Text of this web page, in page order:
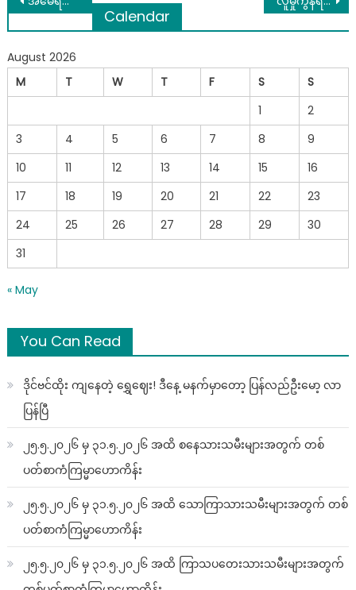
navigationCalendar
August 2026
M
T W T F S
S
1
2
3
4 5 6 7 8
9
10
11 12 13 14 15
16
17
18 19 20 21 22
23
24
25 26 27 28 29
30
31
« May
You Can Read
ဒိုင်ဗင်ထိုး ကျနေတဲ့ ရွှေဈေး! ဒီနေ့ မနက်မှာတော့ ပြန်လည်ဦးမော့ လာ
ပြန်ပြီ
၂၅.၅.၂၀၂၆ မှ ၃၁.၅.၂၀၂၆ အထိ စနေသားသမီးများအတွက် တစ်
ပတ်စာကံကြမ္မာဟောကိန်း
၂၅.၅.၂၀၂၆ မှ ၃၁.၅.၂၀၂၆ အထိ သောကြာသားသမီးများအတွက် တစ်
ပတ်စာကံကြမ္မာဟောကိန်း
၂၅.၅.၂၀၂၆ မှ ၃၁.၅.၂၀၂၆ အထိ ကြာသပတေးသားသမီးများအတွက်